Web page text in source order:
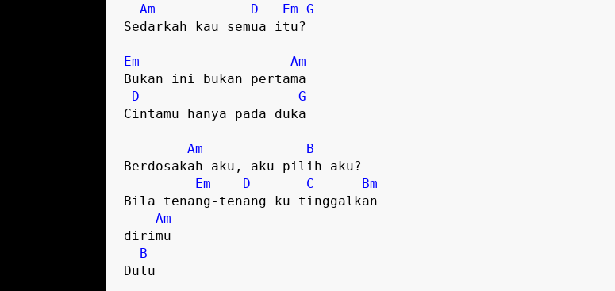
Am
D Em G
Sedarkah kau semua itu?
Em
Am
Bukan ini bukan pertama
D
G
Cintamu hanya pada duka
Am
B
Berdosakah aku, aku pilih aku?
Em
D C
Bm
Bila tenang-tenang ku tinggalkan
Am
dirimu
B
Dulu